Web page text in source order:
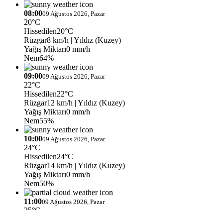
08:0009 Ağustos 2026, Pazar
20°C
Hissedilen20°C
Rüzgar8 km/h | Yıldız (Kuzey)
Yağış Miktarı0 mm/h
Nem64%
09:0009 Ağustos 2026, Pazar
22°C
Hissedilen22°C
Rüzgar12 km/h | Yıldız (Kuzey)
Yağış Miktarı0 mm/h
Nem55%
10:0009 Ağustos 2026, Pazar
24°C
Hissedilen24°C
Rüzgar14 km/h | Yıldız (Kuzey)
Yağış Miktarı0 mm/h
Nem50%
11:0009 Ağustos 2026, Pazar